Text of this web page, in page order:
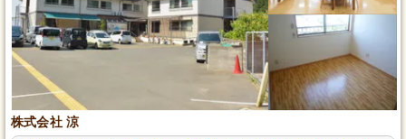
株式会社 涼